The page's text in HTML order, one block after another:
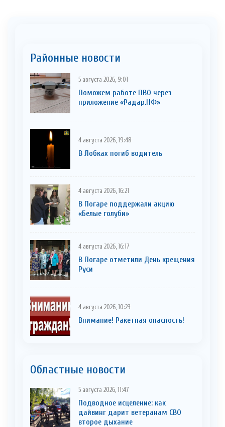
Районные новости
5 августа 2026, 9:01
Поможем работе ПВО через
приложение «Радар.НФ»
4 августа 2026, 19:48
В Лобках погиб водитель
4 августа 2026, 16:21
В Погаре поддержали акцию
«Белые голуби»
4 августа 2026, 16:17
В Погаре отметили День крещения
Руси
4 августа 2026, 10:23
Внимание! Ракетная опасность!
Областные новости
5 августа 2026, 11:47
Подводное исцеление: как
дайвинг дарит ветеранам СВО
второе дыхание